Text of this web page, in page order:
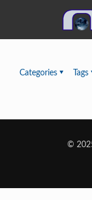
Categories Tags
©